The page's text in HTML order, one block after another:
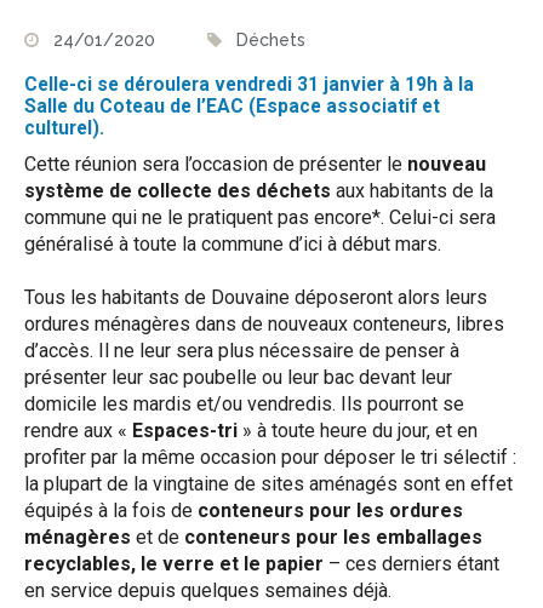
24/01/2020 Déchets
Celle-ci se déroulera vendredi 31 janvier à 19h à la
Salle du Coteau de l’EAC (Espace associatif et
culturel).
Cette réunion sera l’occasion de présenter le nouveau
système de collecte des déchets aux habitants de la
commune qui ne le pratiquent pas encore*. Celui-ci sera
généralisé à toute la commune d’ici à début mars.
Tous les habitants de Douvaine déposeront alors leurs
ordures ménagères dans de nouveaux conteneurs, libres
d’accès. Il ne leur sera plus nécessaire de penser à
présenter leur sac poubelle ou leur bac devant leur
domicile les mardis et/ou vendredis. Ils pourront se
rendre aux « Espaces-tri » à toute heure du jour, et en
profiter par la même occasion pour déposer le tri sélectif :
la plupart de la vingtaine de sites aménagés sont en effet
équipés à la fois de conteneurs pour les ordures
ménagères et de conteneurs pour les emballages
recyclables, le verre et le papier – ces derniers étant
en service depuis quelques semaines déjà.